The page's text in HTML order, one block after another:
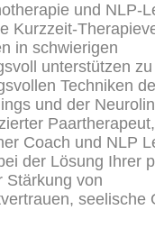
und NLP-
Kurzzeit-
in schwierigen
unterstützen
Techniken
und der
Paartherapeut,
Coach und NLP
der Lösung Ihrer
Stärkung von
seelische